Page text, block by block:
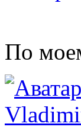
По